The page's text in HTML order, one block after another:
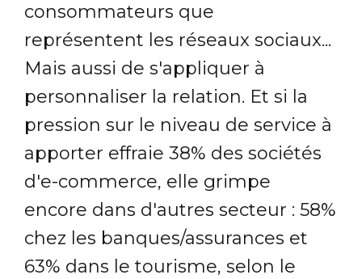
consommateurs que
représentent les réseaux sociaux...
Mais aussi de s'appliquer à
personnaliser la relation. Et si la
pression sur le niveau de service à
apporter effraie 38% des sociétés
d'e-commerce, elle grimpe
encore dans d'autres secteur : 58%
chez les banques/assurances et
63% dans le tourisme, selon le